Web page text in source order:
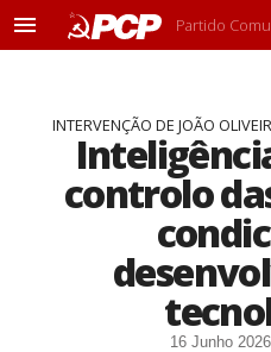
M
Partido
INTERVENÇÃO DE JOÃO
controlo
16 Junho